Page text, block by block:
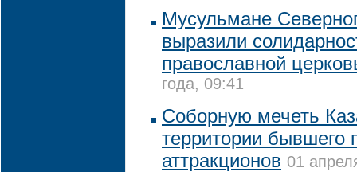
Мусульмане
выразили
православной
года, 09:41
Соборную мечеть
территории бывшего
аттракционов 01